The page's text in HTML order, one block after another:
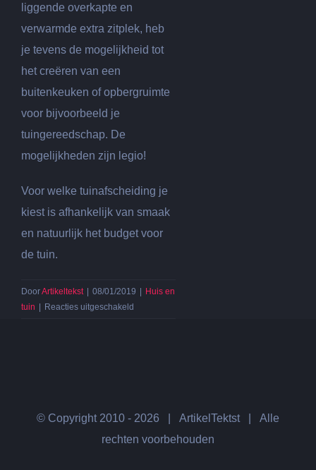
liggende overkapte en
verwarmde extra zitplek, heb
je tevens de mogelijkheid tot
het creëren van een
buitenkeuken of opbergruimte
voor bijvoorbeeld je
tuingereedschap. De
mogelijkheden zijn legio!
Voor welke tuinafscheiding je
kiest is afhankelijk van smaak
en natuurlijk het budget voor
de tuin.
DoorArtikeltekst 08/01/2019
Huis en
tuin
Reacties uitgeschakeld
Van
tot
© Copyright 2010 - 2026 | ArtikelTektst | Alle
rechten voorbehouden